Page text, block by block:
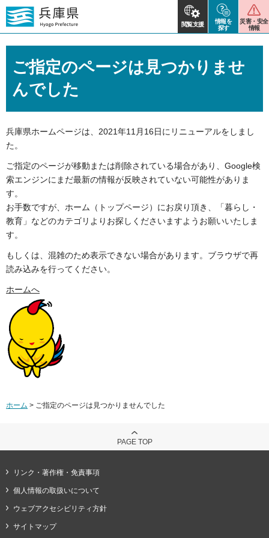
閲覧支援
情報を
探す
災害・安全
情報
ご指定のページは見つかりませ
んでした
兵庫県ホームページは、2021年11月16日にリニューアルをしまし
た。
ご指定のページが移動または削除されている場合があり、 Google検
索エンジンにまだ最新の情報が反映されていない可能性がありま
す。
お手数ですが、ホーム（トップページ）にお戻り頂き、「暮らし・
教育」などのカテゴリよりお探しくださいますようお願いいたしま
す。
もしくは、混雑のため表示できない場合があります。ブラウザで再
読み込みを行ってください。
ホームへ
ホーム > ご指定のページは見つかりませんでした
PAGE TOP
リンク・著作権・免責事項
個人情報の取扱いについて
ウェブアクセシビリティ方針
サイトマップ